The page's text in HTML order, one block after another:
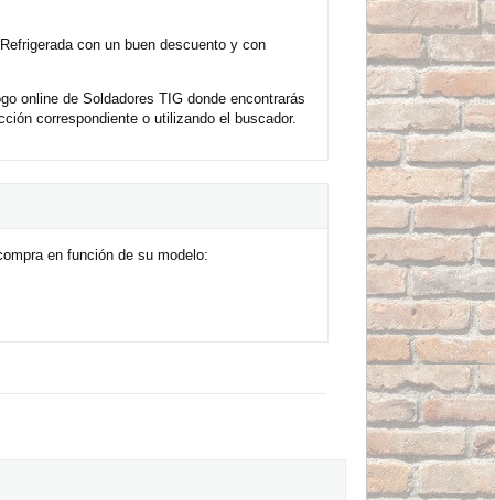
con un buen descuento y con
online de Soldadores TIG donde encontrarás
correspondiente o utilizando el buscador.
en función de su modelo: